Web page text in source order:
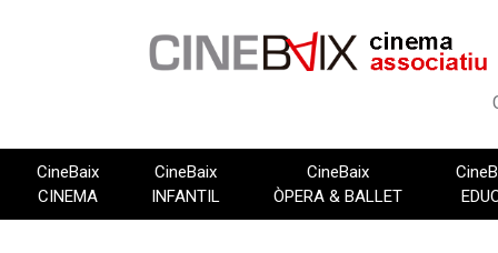
CineBaix
CINEMA
CineBaix
INFANTIL
CineBaix
ÒPERA & BALLET